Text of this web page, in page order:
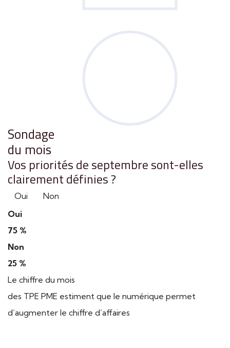
Sondage
du mois
Vos priorités de septembre sont-elles
clairement définies ?
Oui
Non
Oui
75 %
Non
25 %
Le chiffre du mois
des TPE PME estiment que le numérique permet
d’augmenter le chiffre d’affaires